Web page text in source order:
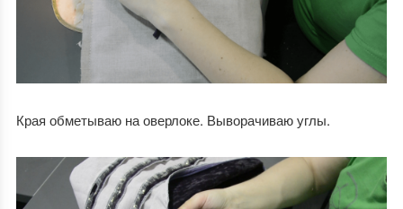
Края обметываю на оверлоке. Выворачиваю углы.